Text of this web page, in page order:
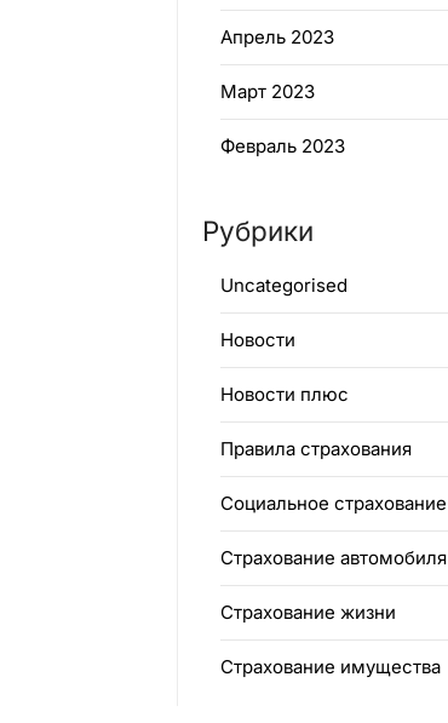
Апрель 2023
Март 2023
Февраль 2023
Рубрики
Uncategorised
Новости
Новости плюс
Правила страхования
Социальное страхование
Страхование автомобиля
Страхование жизни
Страхование имущества